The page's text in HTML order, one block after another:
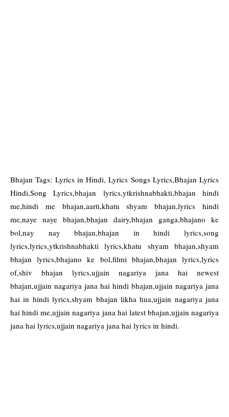
Bhajan Tags: Lyrics in Hindi, Lyrics Songs Lyrics,Bhajan Lyrics
Hindi,Song Lyrics,bhajan lyrics,ytkrishnabhakti,bhajan hindi
me,hindi me bhajan,aarti,khatu shyam bhajan,lyrics hindi
me,naye naye bhajan,bhajan dairy,bhajan ganga,bhajano ke
bol,nay nay bhajan,bhajan in hindi lyrics,song
lyrics,lyrics,ytkrishnabhakti lyrics,khatu shyam bhajan,shyam
bhajan lyrics,bhajano ke bol,filmi bhajan,bhajan lyrics,lyrics
of,shiv bhajan lyrics,ujjain nagariya jana hai newest
bhajan,ujjain nagariya jana hai hindi bhajan,ujjain nagariya jana
hai in hindi lyrics,shyam bhajan likha hua,ujjain nagariya jana
hai hindi me,ujjain nagariya jana hai latest bhajan,ujjain nagariya
jana hai lyrics,ujjain nagariya jana hai lyrics in hindi.